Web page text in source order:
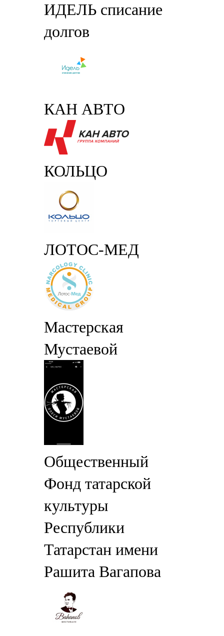
ИДЕЛЬ списание
долгов
КАН АВТО
КОЛЬЦО
ЛОТОС-МЕД
Мастерская
Мустаевой
Общественный
Фонд татарской
культуры
Республики
Татарстан имени
Рашита Вагапова